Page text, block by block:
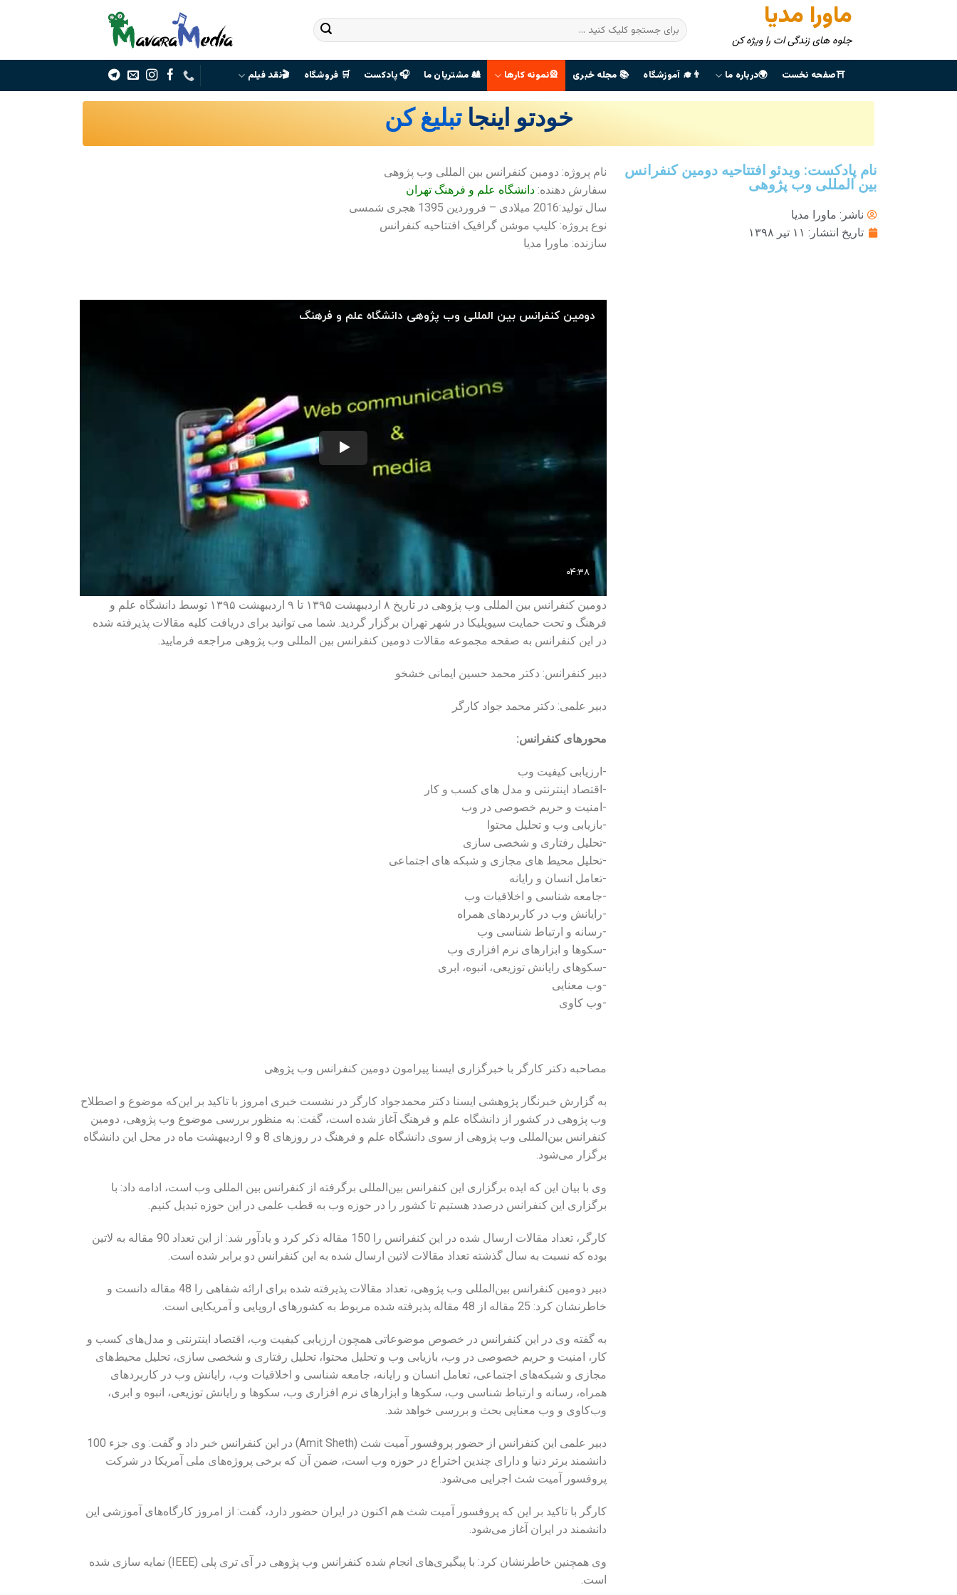
ماورا مدیا
جلوه های زندگی ات را ویژه کن
⛩صفحه نخست 🌍درباره ما 👨‍🎓 آموزشگاه 📚 مجله خبری 🎡نمونه کارها 🎎 مشتریان ما 🎧 پادکست 🛒 فروشگاه 🎬نقد فیلم
خودتو اینجا تبلیغ کن
نام پادکست: ویدئو افتتاحیه دومین کنفرانس
بین المللی وب پژوهی
ناشر: ماورا مدیا
تاریخ انتشار:
نام پروژه: دومین کنفرانس بین المللی وب پژوهی
سفارش دهنده: دانشگاه علم و فرهنگ تهران
سال تولید:2016 میلادی – فروردین 1395 هجری شمسی
نوع پروژه: کلیپ موشن گرافیک افتتاحیه کنفرانس
سازنده: ماورا مدیا
دومین کنفرانس بین المللی وب پژوهی در تاریخ ۸ اردیبهشت ۱۳۹۵ تا ۹ اردیبهشت ۱۳۹۵ توسط دانشگاه علم و
فرهنگ و تحت حمایت سیویلیکا در شهر تهران برگزار گردید. شما می توانید برای دریافت کلیه مقالات پذیرفته شده
در این کنفرانس به صفحه مجموعه مقالات دومین کنفرانس بین المللی وب پژوهی مراجعه فرمایید.
دبیر کنفرانس: دکتر محمد حسین ایمانی خشخو
دبیر علمی: دکتر محمد جواد کارگر
محورهای کنفرانس:
-ارزیابی کیفیت وب
-اقتصاد اینترنتی و مدل های کسب و کار
-امنیت و حریم خصوصی در وب
-بازیابی وب و تحلیل محتوا
-تحلیل رفتاری و شخصی سازی
-تحلیل محیط های مجازی و شبکه های اجتماعی
-تعامل انسان و رایانه
-جامعه شناسی و اخلاقیات وب
-رایانش وب در کاربردهای همراه
-رسانه و ارتباط شناسی وب
-سکوها و ابزارهای نرم افزاری وب
-سکوهای رایانش توزیعی، انبوه، ابری
-وب معنایی
-وب کاوی
مصاحبه دکتر کارگر با خبرگزاری ایسنا پیرامون دومین کنفرانس وب پژوهی
به گزارش خبرنگار پژوهشی ایسنا دکتر محمدجواد کارگر در نشست خبری امروز با تاکید بر این‌که موضوع و اصطلاح
وب پژوهی در کشور از دانشگاه علم و فرهنگ آغاز شده است، گفت: به منظور بررسی موضوع وب پژوهی، دومین
کنفرانس بین‌المللی وب پژوهی از سوی دانشگاه علم و فرهنگ در روزهای 8 و 9 اردیبهشت ماه در محل این دانشگاه
برگزار می‌شود.
وی با بیان این که ایده برگزاری این کنفرانس بین‌المللی برگرفته از کنفرانس بین المللی وب است، ادامه داد: با
برگزاری این کنفرانس درصدد هستیم تا کشور را در حوزه وب به قطب علمی در این حوزه تبدیل کنیم.
کارگر، تعداد مقالات ارسال شده در این کنفرانس را 150 مقاله ذکر کرد و یادآور شد: از این تعداد 90 مقاله به لاتین
بوده که نسبت به سال گذشته تعداد مقالات لاتین ارسال شده به این کنفرانس دو برابر شده است.
دبیر دومین کنفرانس بین‌المللی وب پژوهی، تعداد مقالات پذیرفته شده برای ارائه شفاهی را 48 مقاله دانست و
خاطرنشان کرد: 25 مقاله از 48 مقاله پذیرفته شده مربوط به کشورهای اروپایی و آمریکایی است.
به گفته وی در این کنفرانس در خصوص موضوعاتی همچون ارزیابی کیفیت وب، اقتصاد اینترنتی و مدل‌های کسب و
کار، امنیت و حریم خصوصی در وب، بازیابی وب و تحلیل محتوا، تحلیل رفتاری و شخصی سازی، تحلیل محیط‌های
مجازی و شبکه‌های اجتماعی، تعامل انسان و رایانه، جامعه شناسی و اخلاقیات وب، رایانش وب در کاربردهای
همراه،‌ رسانه و ارتباط شناسی وب، سکوها و ابزارهای نرم افزاری وب،‌ سکوها و رایانش توزیعی، انبوه و ابری،
وب‌کاوی و وب معنایی بحث و بررسی خواهد شد.
دبیر علمی این کنفرانس از حضور پروفسور آمیت شث (Amit Sheth) در این کنفرانس خبر داد و گفت: وی جزء 100
دانشمند برتر دنیا و دارای چندین اختراع در حوزه وب است، ضمن آن که برخی پروژه‌های ملی آمریکا در شرکت
پروفسور آمیت شث اجرایی می‌شود.
کارگر با تاکید بر این که پروفسور آمیت شث هم اکنون در ایران حضور دارد، گفت: از امروز کارگاه‌های آموزشی این
دانشمند در ایران آغاز می‌شود.
وی همچنین خاطرنشان کرد: با پیگیری‌های انجام شده کنفرانس وب پژوهی در آی‌ تری‌ پلی (IEEE) نمایه سازی شده
است.